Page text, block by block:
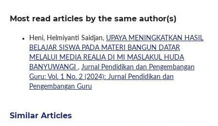
Most read articles by the same author(s)
Heni, Helmiyanti Saidjan, UPAYA MENINGKATKAN HASIL
BELAJAR SISWA PADA MATERI BANGUN DATAR
MELALUI MEDIA REALIA DI MI MASLAKUL HUDA
BANYUWANGI , Jurnal Pendidikan dan Pengembangan
Guru: Vol. 1 No. 2 (2024): Jurnal Pendidikan dan
Pengembangan Guru
Similar Articles